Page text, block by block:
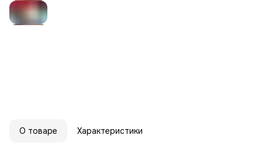
О товаре Характеристики